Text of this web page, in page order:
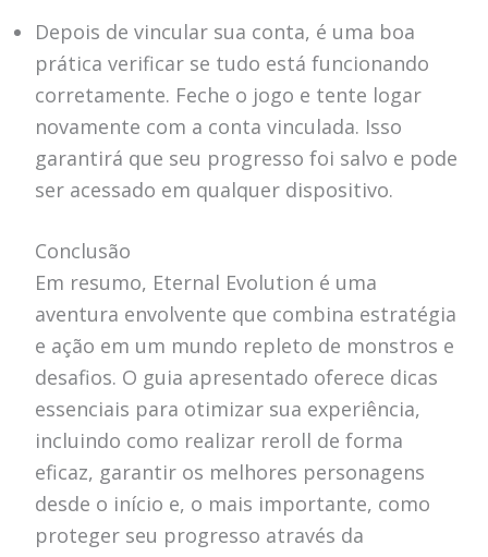
Depois de vincular sua conta, é uma boa
prática verificar se tudo está funcionando
corretamente. Feche o jogo e tente logar
novamente com a conta vinculada. Isso
garantirá que seu progresso foi salvo e pode
ser acessado em qualquer dispositivo.
Conclusão
Em resumo, Eternal Evolution é uma
aventura envolvente que combina estratégia
e ação em um mundo repleto de monstros e
desafios. O guia apresentado oferece dicas
essenciais para otimizar sua experiência,
incluindo como realizar reroll de forma
eficaz, garantir os melhores personagens
desde o início e, o mais importante, como
proteger seu progresso através da